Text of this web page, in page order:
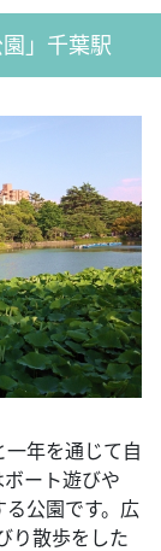
」千葉駅
年を通じて自
ート遊びや
公園です。広
り散歩をした